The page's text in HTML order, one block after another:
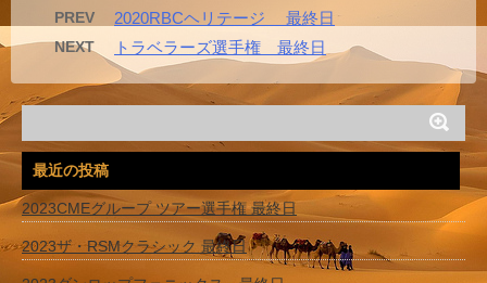
PREV 2020RBCヘリテージ 最終日
NEXT トラベラーズ選手権 最終日
最近の投稿
2023CMEグループ ツアー選手権 最終日
2023ザ・RSMクラシック 最終日